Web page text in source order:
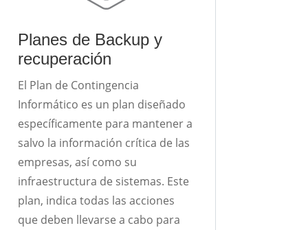
Planes de Backup y
recuperación
El Plan de Contingencia
Informático es un plan diseñado
específicamente para mantener a
salvo la información crítica de las
empresas, así como su
infraestructura de sistemas. Este
plan, indica todas las acciones
que deben llevarse a cabo para